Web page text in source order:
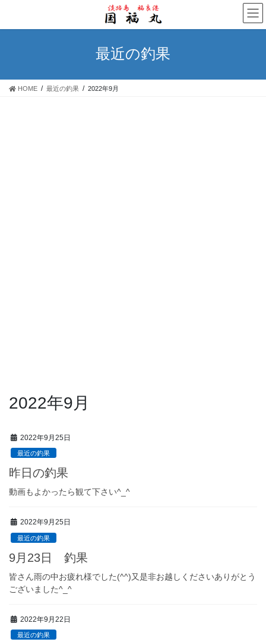
テ
ス
ゲ
ン
最近の釣果
HOME 最近の釣果 2022年9月
2022年9月
2022年9月25日
最近の釣果
昨日の釣果
動画もよかったら観て下さい^_^
2022年9月25日
最近の釣果
9月23日 釣果
皆さん雨の中お疲れ様でした(^^)又是非お越しくださいありがとう
ございました^_^
2022年9月22日
最近の釣果